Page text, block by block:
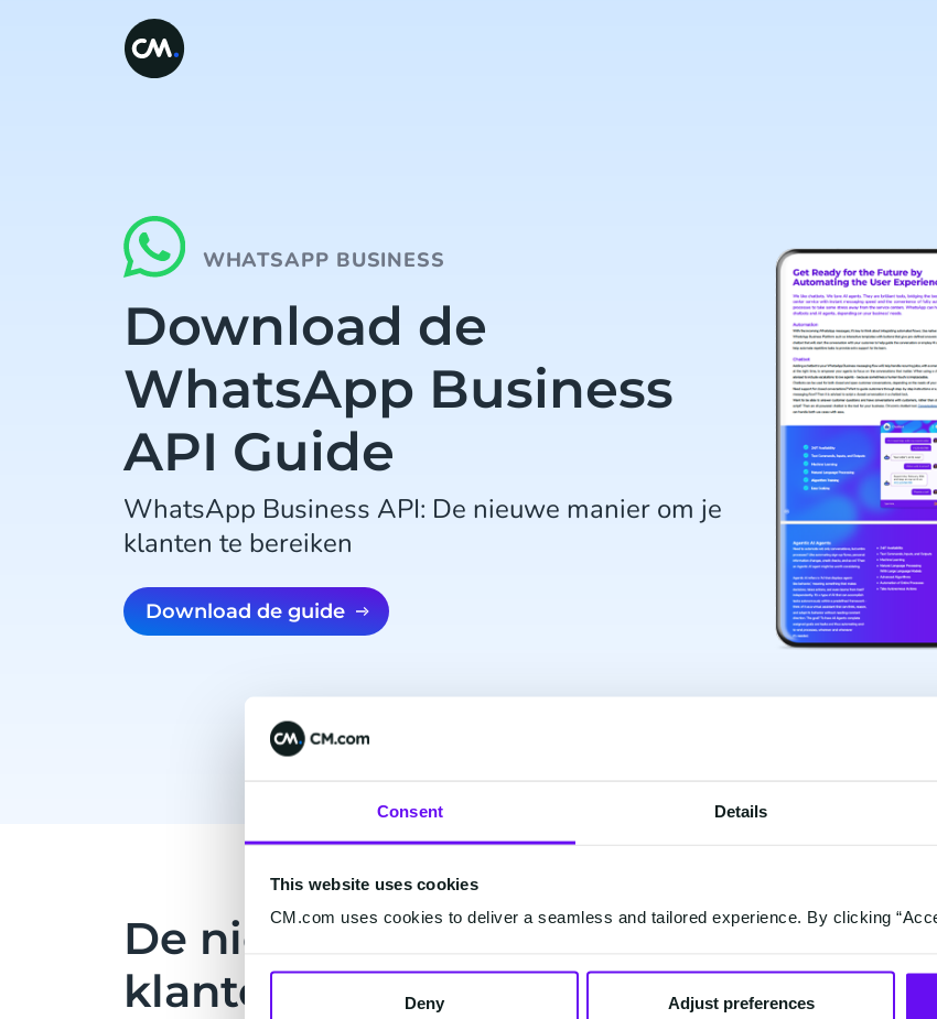
Consent Details
This website uses cookies
CM.com uses cookies to deliver a seamless and tailored experience. By clicking
Deny Adjust preferences
WHATSAPP BUSINESS
Download de
WhatsApp Business
API Guide
WhatsApp Business API: De nieuwe manier om je
klanten te bereiken
Download de guide
De nieuwe manier om
klanten te bereiken